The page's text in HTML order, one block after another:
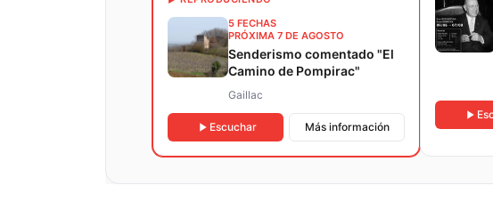
5 FECHAS
PRÓXIMA 7 DE AGOSTO
Senderismo comentado "El
Camino de Pompirac"
Gaillac
Escuchar Más información